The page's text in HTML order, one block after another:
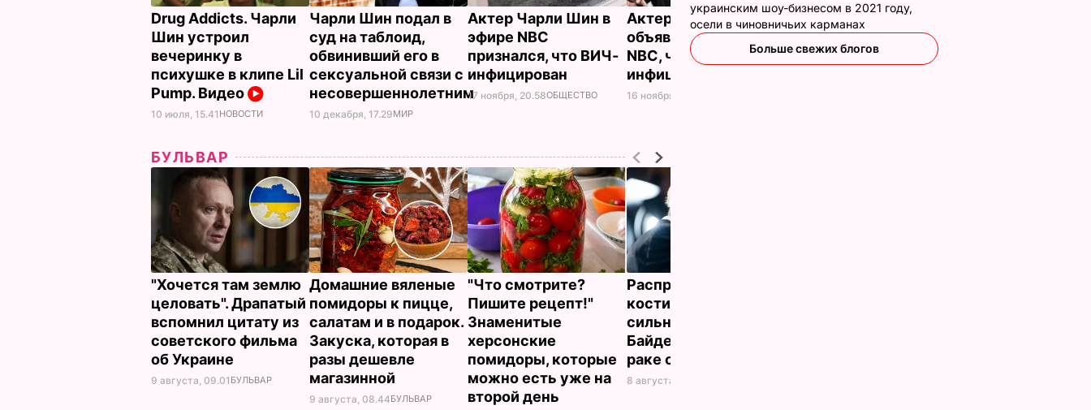
Drug Addicts. Чарли
Шин устроил
вечеринку в
психушке в клипе Lil
Pump. Видео
10 июля, 15.41 НОВОСТИ
Чарли Шин подал в
суд на таблоид,
обвинивший его в
сексуальной связи с
несовершеннолетним
10 декабря, 17.29МИР
Актер Чарли Шин в
эфире NBC
признался, что ВИЧ-
инфицирован
17 ноября, 20.58ОБЩЕСТВО
Актер Чарли Шин
объявит в эфире
NBC, что он ВИЧ-
инфицирован – СМИ
16 ноября, 21.22
Чарли Шин устроил
дебош в таверне
13 октября, 10.40
БУЛЬВАР
"Хочется там землю
целовать". Драпатый
вспомнил цитату из
советского фильма
об Украине
9 августа, 09.01 БУЛЬВАР
Домашние вяленые
помидоры к пицце,
салатам и в подарок.
Закуска, которая в
разы дешевле
магазинной
9 августа, 08.44БУЛЬВАР
"Что смотрите?
Пишите рецепт!"
Знаменитые
херсонские
помидоры, которые
можно есть уже на
второй день
Распространился на
кости и причиняет
сильную боль. Сын
Байдена рассказал о
раке отца
8 августа, 23.28
украинским шоу-бизнесом в 2021 году,
осели в чиновничьих карманах
Больше свежих блогов